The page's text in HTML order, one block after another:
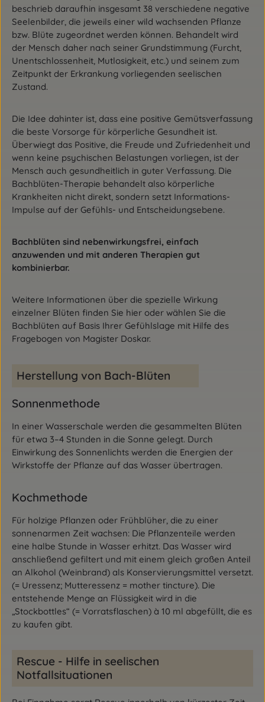
beschrieb daraufhin insgesamt 38 verschiedene negative
Seelenbilder, die jeweils einer wild wachsenden Pflanze
bzw. Blüte zugeordnet werden können. Behandelt wird
der Mensch daher nach seiner Grundstimmung (Furcht,
Unentschlossenheit, Mutlosigkeit, etc.) und seinem zum
Zeitpunkt der Erkrankung vorliegenden seelischen
Zustand.
Die Idee dahinter ist, dass eine positive Gemütsverfassung
die beste Vorsorge für körperliche Gesundheit ist.
Überwiegt das Positive, die Freude und Zufriedenheit und
wenn keine psychischen Belastungen vorliegen, ist der
Mensch auch gesundheitlich in guter Verfassung. Die
Bachblüten-Therapie behandelt also körperliche
Krankheiten nicht direkt, sondern setzt Informations-
Impulse auf der Gefühls- und Entscheidungsebene.
Bachblüten sind nebenwirkungsfrei, einfach
anzuwenden und mit anderen Therapien gut
kombinierbar.
Weitere Informationen über die spezielle Wirkung
einzelner Blüten finden Sie hier oder wählen Sie die
Bachblüten auf Basis Ihrer Gefühlslage mit Hilfe des
Fragebogen von Magister Doskar.
Herstellung von Bach-Blüten
Sonnenmethode
In einer Wasserschale werden die gesammelten Blüten
für etwa 3–4 Stunden in die Sonne gelegt. Durch
Einwirkung des Sonnenlichts werden die Energien der
Wirkstoffe der Pflanze auf das Wasser übertragen.
Kochmethode
Für holzige Pflanzen oder Frühblüher, die zu einer
sonnenarmen Zeit wachsen: Die Pflanzenteile werden
eine halbe Stunde in Wasser erhitzt. Das Wasser wird
anschließend gefiltert und mit einem gleich großen Anteil
an Alkohol (Weinbrand) als Konservierungsmittel versetzt.
(= Uressenz; Mutteressenz = mother tincture). Die
entstehende Menge an Flüssigkeit wird in die
„Stockbottles“ (= Vorratsflaschen) à 10 ml abgefüllt, die es
zu kaufen gibt.
Rescue - Hilfe in seelischen
Notfallsituationen